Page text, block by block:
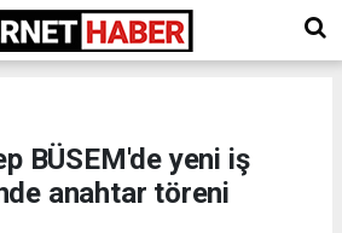
BÜSEM'de yeni iş
anahtar töreni